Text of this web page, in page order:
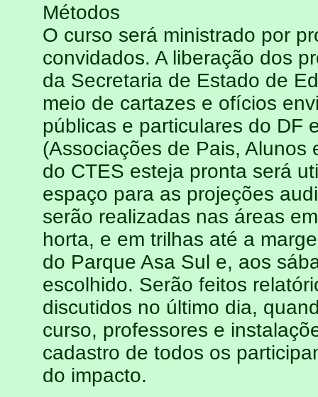
Métodos
O curso será ministrado por
convidados. A liberação dos
da Secretaria de Estado de
meio de cartazes e ofícios
públicas e particulares do DF
(Associações de Pais, Alunos
do CTES esteja pronta será
espaço para as projeções
serão realizadas nas áreas
horta, e em trilhas até a
do Parque Asa Sul e, aos
escolhido. Serão feitos
discutidos no último dia,
curso, professores e
cadastro de todos os
do impacto.